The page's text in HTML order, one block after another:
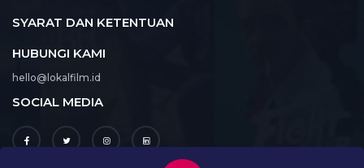
SYARAT DAN KETENTUAN
HUBUNGI KAMI
hello@lokalfilm.id
SOCIAL MEDIA